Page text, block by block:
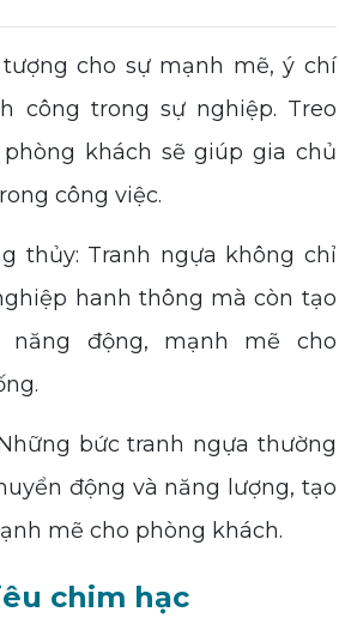
cho sự mạnh mẽ, ý chí
công trong sự nghiệp. Treo
khách sẽ giúp gia chủ
công việc.
thủy: Tranh ngựa không chỉ
hanh thông mà còn tạo
năng động, mạnh mẽ cho
bức tranh ngựa thường
động và năng lượng, tạo
mẽ cho phòng khách.
chim hạc